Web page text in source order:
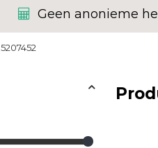
Geen anonieme
5207452